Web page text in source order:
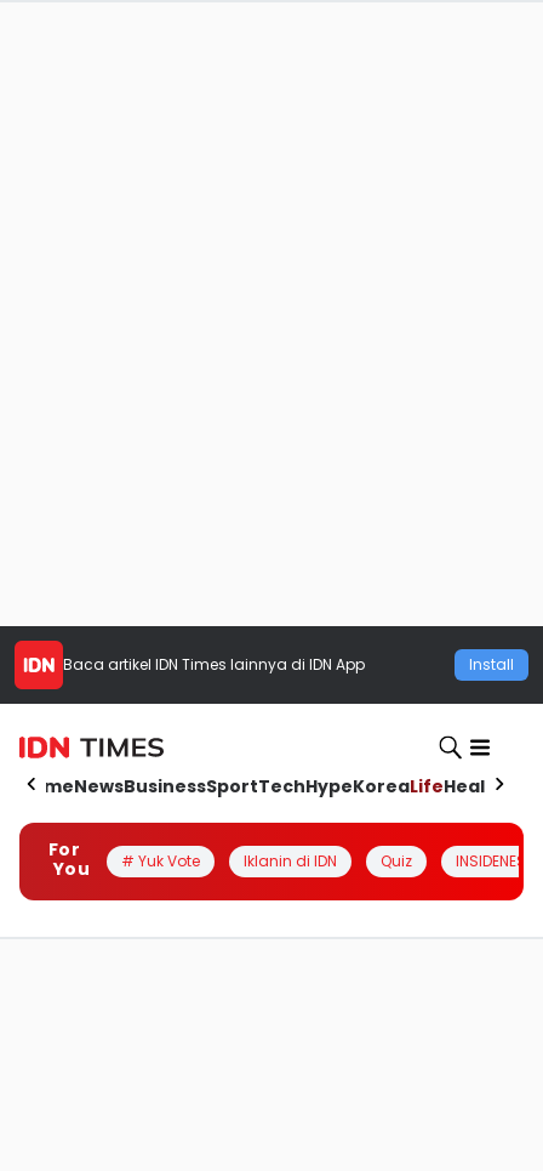
Baca artikel IDN Times lainnya di IDN App Install
HomeNewsBusinessSportTechHypeKoreaLifeHealth
For
You
# Yuk Vote Iklanin di IDN Quiz INSIDENESIA